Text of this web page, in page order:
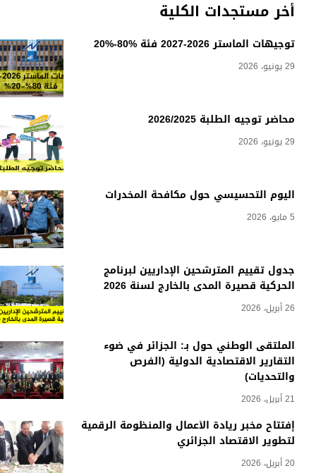
أخر مستجدات الكلية
توجيهات الماستر 2026-2027 فئة %80-%20
29 يونيو، 2026
محاضر توجيه الطلبة 2026/2025
29 يونيو، 2026
اليوم التحسيسي حول مكافحة المخدرات
5 مايو، 2026
جدول تقييم المترشحين الإداريين لبرنامج
الحركية قصيرة المدى بالخارج لسنة 2026
26 أبريل، 2026
الملتقى الوطني حول بـ: الجزائر في ضوء
التقارير الاقتصادية الدولية (الفرص
والتحديات)
21 أبريل، 2026
إفتتاح مخبر ريادة الأعمال والمنظومة الرقمية
لتطوير الاقتصاد الجزائري
20 أبريل، 2026